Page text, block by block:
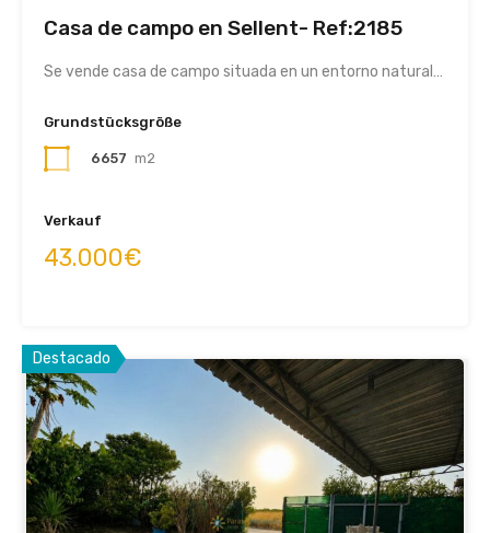
Casa de campo en Sellent- Ref:2185
Se vende casa de campo situada en un entorno natural…
Grundstücksgröße
6657 m2
Verkauf
43.000€
Destacado